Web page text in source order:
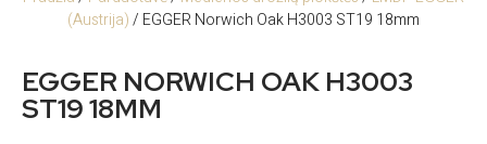
(Austrija)/ EGGER Norwich Oak H3003 ST19 18mm
EGGER NORWICH OAK H3003
ST19 18MM